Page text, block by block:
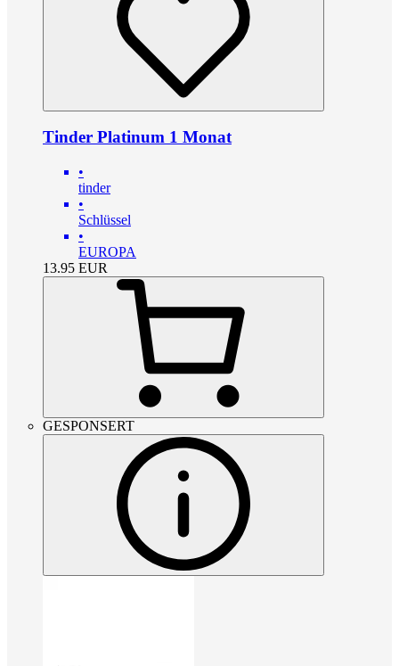
Tinder Platinum 1 Monat
•
tinder
•
Schlüssel
•
EUROPA
13.95 EUR
GESPONSERT